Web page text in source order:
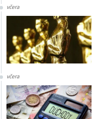
včera
včera